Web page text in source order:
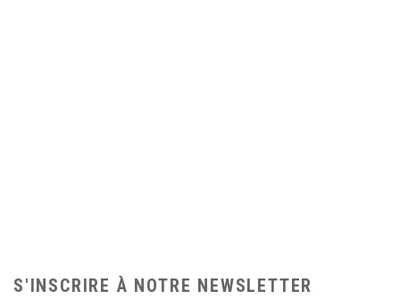
S'INSCRIRE À NOTRE NEWSLETTER